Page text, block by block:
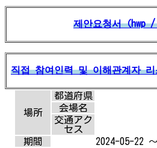
제안요청서（hwp
직접 참여인력 및 이해관계자
場所
都道府県
会場名
交通アク
セス
期間
2024-05-22